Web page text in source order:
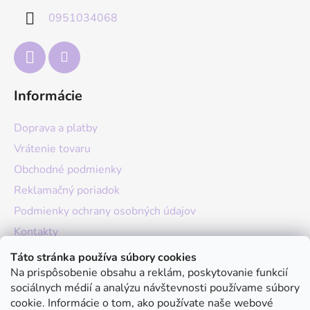
Táto stránka používa súbory cookies
Na prispôsobenie obsahu a reklám, poskytovanie funkcií
sociálnych médií a analýzu návštevnosti používame súbory
cookie. Informácie o tom, ako používate naše webové
0951034068
Informácie
Doprava a platby
Vrátenie tovaru
Obchodné podmienky
Reklamačný poriadok
Podmienky ochrany osobných údajov
Kontakty
O nás
Hodnotenie obchodu
Moja objednávka